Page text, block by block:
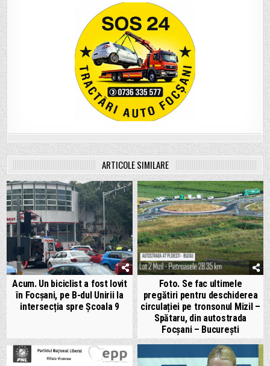
ARTICOLE SIMILARE
Acum. Un biciclist a fost lovit
în Focșani, pe B-dul Unirii la
intersecția spre Școala 9
Foto. Se fac ultimele
pregătiri pentru deschiderea
circulației pe tronsonul Mizil –
Spătaru, din autostrada
Focșani – București